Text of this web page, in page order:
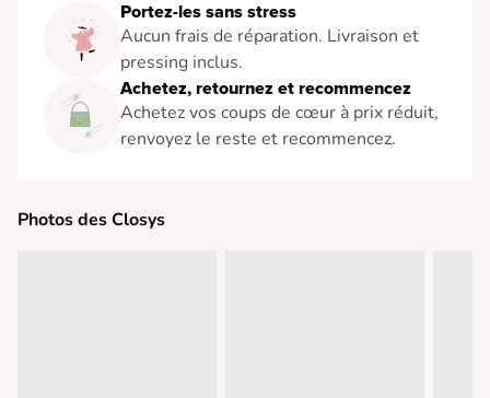
Portez-les sans stress
Aucun frais de réparation. Livraison et
pressing inclus.
Achetez, retournez et recommencez
Achetez vos coups de cœur à prix réduit,
renvoyez le reste et recommencez.
Photos des Closys